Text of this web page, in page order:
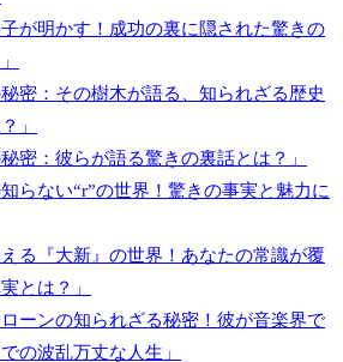
子が明かす！成功の裏に隠された驚きの
秘密：その樹木が語る、知られざる歴史
」
秘密：彼らが語る驚きの裏話とは？」
知らない“r”の世界！驚きの事実と魅力に
える『大新』の世界！あなたの常識が覆
とは？」
ローンの知られざる秘密！彼が音楽界で
の波乱万丈な人生」